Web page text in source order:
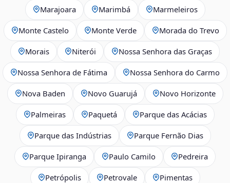
Marajoara Marimbá Marmeleiros
Monte Castelo Monte Verde Morada do Trevo
Morais Niterói Nossa Senhora das Graças
Nossa Senhora de Fátima Nossa Senhora do Carmo
Nova Baden Novo Guarujá Novo Horizonte
Palmeiras Paquetá Parque das Acácias
Parque das Indústrias Parque Fernão Dias
Parque Ipiranga Paulo Camilo Pedreira
Petrópolis Petrovale Pimentas